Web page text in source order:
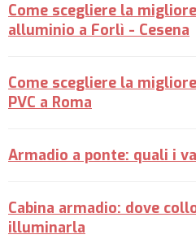
Come scegliere la
alluminio a Forlì - Cesena
Come scegliere la
PVC a Roma
Armadio a ponte: quali i
Cabina armadio: dove
illuminarla